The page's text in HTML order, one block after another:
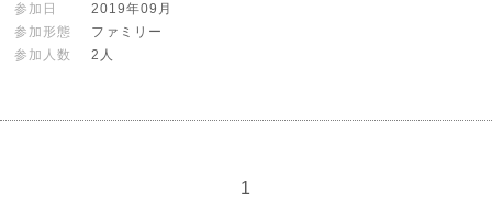
参加日
2019年09月
参加形態
ファミリー
参加人数
2人
1